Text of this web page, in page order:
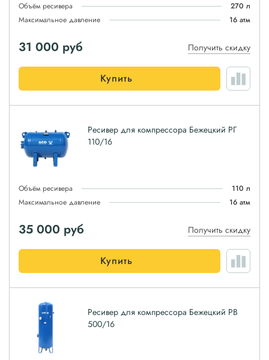
Объём ресивера
270 л
Максимальное давление
16 атм
31 000 руб Получить скидку
Купить
Ресивер для компрессора Бежецкий РГ
110/16
Объём ресивера
110 л
Максимальное давление
16 атм
35 000 руб Получить скидку
Купить
Ресивер для компрессора Бежецкий РВ
500/16